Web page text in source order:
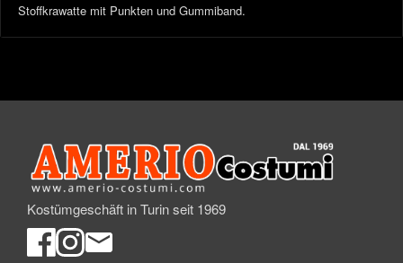
Stoffkrawatte mit Punkten und Gummiband.
Kostümgeschäft in Turin seit 1969